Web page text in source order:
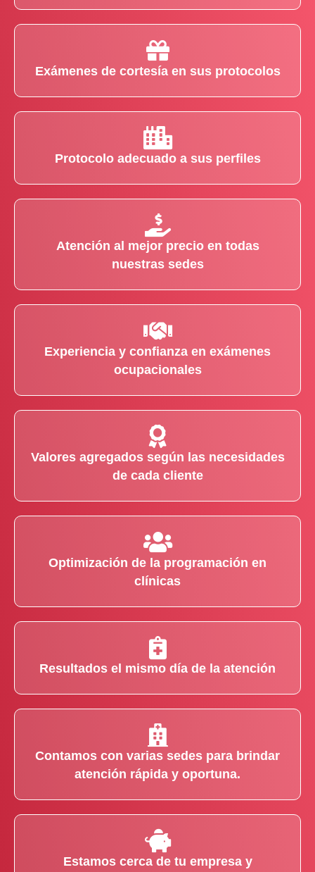
Exámenes de cortesía en sus protocolos
Protocolo adecuado a sus perfiles
Atención al mejor precio en todas
nuestras sedes
Experiencia y confianza en exámenes
ocupacionales
Valores agregados según las necesidades
de cada cliente
Optimización de la programación en
clínicas
Resultados el mismo día de la atención
Contamos con varias sedes para brindar
atención rápida y oportuna.
Estamos cerca de tu empresa y